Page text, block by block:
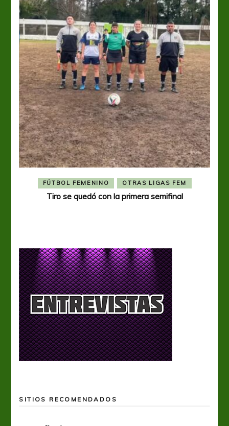
FÚTBOL FEMENINO OTRAS LIGAS FEM
Tiro se quedó con la primera semifinal
SITIOS RECOMENDADOS